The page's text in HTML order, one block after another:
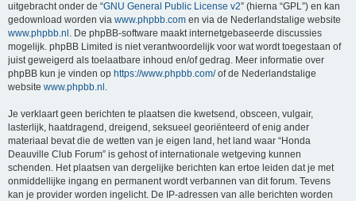
uitgebracht onder de “GNU General Public License v2” (hierna “GPL”) en kan
gedownload worden via www.phpbb.com en via de Nederlandstalige website
www.phpbb.nl . De phpBB-software maakt internetgebaseerde discussies
mogelijk. phpBB Limited is niet verantwoordelijk voor wat wordt toegestaan of
juist geweigerd als toelaatbare inhoud en/of gedrag. Meer informatie over
phpBB kun je vinden op https://www.phpbb.com/of de Nederlandstalige
website www.phpbb.nl .
Je verklaart geen berichten te plaatsen die kwetsend, obsceen, vulgair,
lasterlijk, haatdragend, dreigend, seksueel georiënteerd of enig ander
materiaal bevat die de wetten van je eigen land, het land waar “Honda
Deauville Club Forum” is gehost of internationale wetgeving kunnen
schenden. Het plaatsen van dergelijke berichten kan ertoe leiden dat je met
onmiddellijke ingang en permanent wordt verbannen van dit forum. Tevens
kan je provider worden ingelicht. De IP-adressen van alle berichten worden